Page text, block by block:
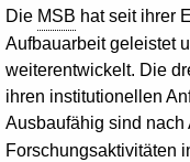
Die MSB hat seit ihrer
Aufbauarbeit geleistet
weiterentwickelt. Die
ihren institutionellen
Ausbaufähig sind nach
Forschungsaktivitäten